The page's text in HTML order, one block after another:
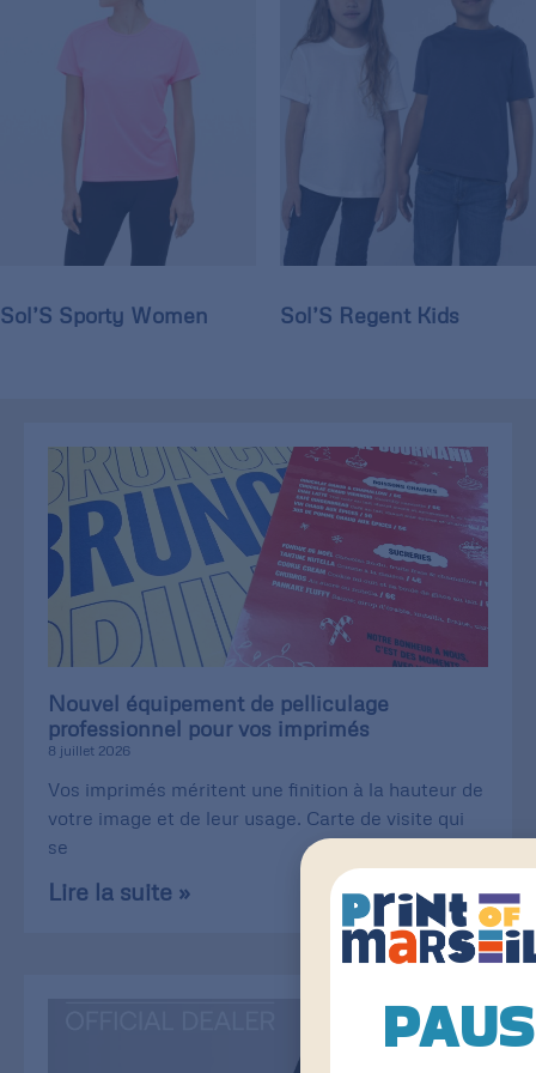
Sol’S Sporty Women Sol’S Regent Kids
Nouvel équipement de pelliculage
professionnel pour vos imprimés
8 juillet 2026
Vos imprimés méritent une finition à la hauteur de
votre image et de leur usage. Carte de visite qui
se
Lire la suite »